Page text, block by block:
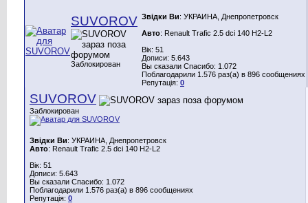
SUVOROV
Заблокирован
Звідки Ви: УКРАИНА, Днепропетровск
Авто: Renault Trafic 2.5 dci 140 H2-L2
Вік: 51
Дописи: 5.643
Вы сказали Спасибо: 1.072
Поблагодарили 1.576 раз(а) в 896 сообщениях
Репутація: 0
SUVOROV
Заблокирован
Звідки Ви: УКРАИНА, Днепропетровск
Авто: Renault Trafic 2.5 dci 140 H2-L2
Вік: 51
Дописи: 5.643
Вы сказали Спасибо: 1.072
Поблагодарили 1.576 раз(а) в 896 сообщениях
Репутація: 0